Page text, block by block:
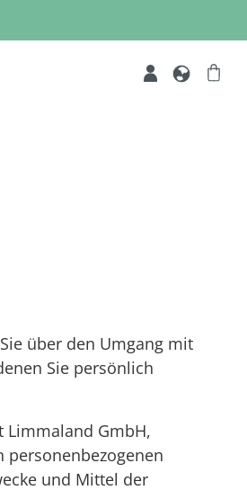
über den Umgang mit
Sie persönlich
Limmaland GmbH,
personenbezogenen
und Mittel der